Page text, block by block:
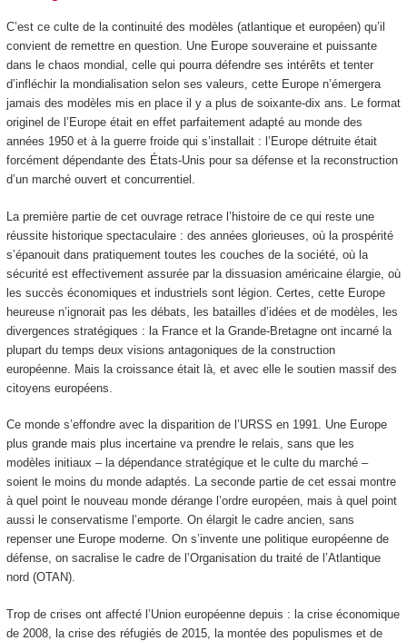
C’est ce culte de la continuité des modèles (atlantique et européen) qu’il
convient de remettre en question. Une Europe souveraine et puissante
dans le chaos mondial, celle qui pourra défendre ses intérêts et tenter
d’infléchir la mondialisation selon ses valeurs, cette Europe n’émergera
jamais des modèles mis en place il y a plus de soixante-dix ans. Le format
originel de l’Europe était en effet parfaitement adapté au monde des
années 1950 et à la guerre froide qui s’installait : l’Europe détruite était
forcément dépendante des États-Unis pour sa défense et la reconstruction
d’un marché ouvert et concurrentiel.
La première partie de cet ouvrage retrace l’histoire de ce qui reste une
réussite historique spectaculaire : des années glorieuses, où la prospérité
s’épanouit dans pratiquement toutes les couches de la société, où la
sécurité est effectivement assurée par la dissuasion américaine élargie, où
les succès économiques et industriels sont légion. Certes, cette Europe
heureuse n’ignorait pas les débats, les batailles d’idées et de modèles, les
divergences stratégiques : la France et la Grande-Bretagne ont incarné la
plupart du temps deux visions antagoniques de la construction
européenne. Mais la croissance était là, et avec elle le soutien massif des
citoyens européens.
Ce monde s’effondre avec la disparition de l’URSS en 1991. Une Europe
plus grande mais plus incertaine va prendre le relais, sans que les
modèles initiaux – la dépendance stratégique et le culte du marché –
soient le moins du monde adaptés. La seconde partie de cet essai montre
à quel point le nouveau monde dérange l’ordre européen, mais à quel point
aussi le conservatisme l’emporte. On élargit le cadre ancien, sans
repenser une Europe moderne. On s’invente une politique européenne de
défense, on sacralise le cadre de l’Organisation du traité de l’Atlantique
nord (OTAN).
Trop de crises ont affecté l’Union européenne depuis : la crise économique
de 2008, la crise des réfugiés de 2015, la montée des populismes et de